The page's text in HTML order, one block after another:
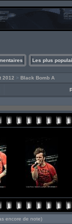
Les plus
2012 > Black Bomb A
encore de note)